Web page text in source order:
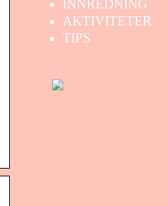
INNREDNING
AKTIVITETER
TIPS